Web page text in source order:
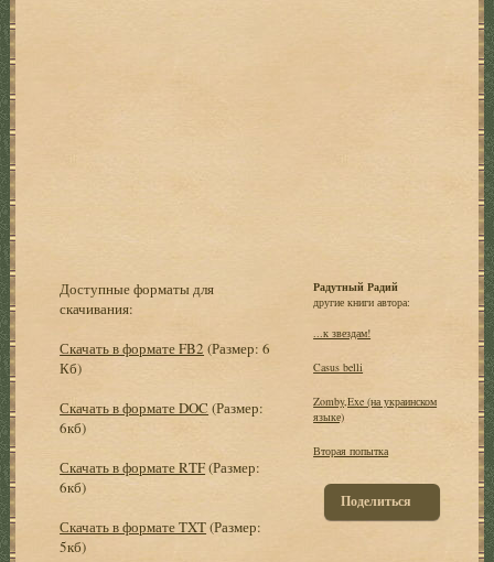
Доступные форматы для
скачивания:
Скачать в формате FB2 (Размер: 6
Кб)
Скачать в формате DOC (Размер:
6кб)
Скачать в формате RTF(Размер:
6кб)
Скачать в формате TXT(Размер:
5кб)
Радутный Радий
другие книги автора:
...к звездам!
Casus belli
Zomby,Exe (на украинском
языке)
Вторая попытка
Поделиться